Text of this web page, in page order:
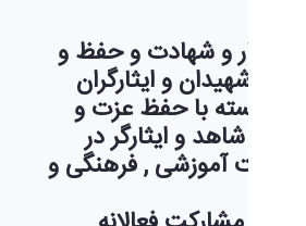
ایثار و شهادت و حفظ و
پیام شهیدان و ایثارگران
شایسته با حفظ عزت و
شاهد و ایثارگر در
وضعیت آموزشی , فرهنگی و